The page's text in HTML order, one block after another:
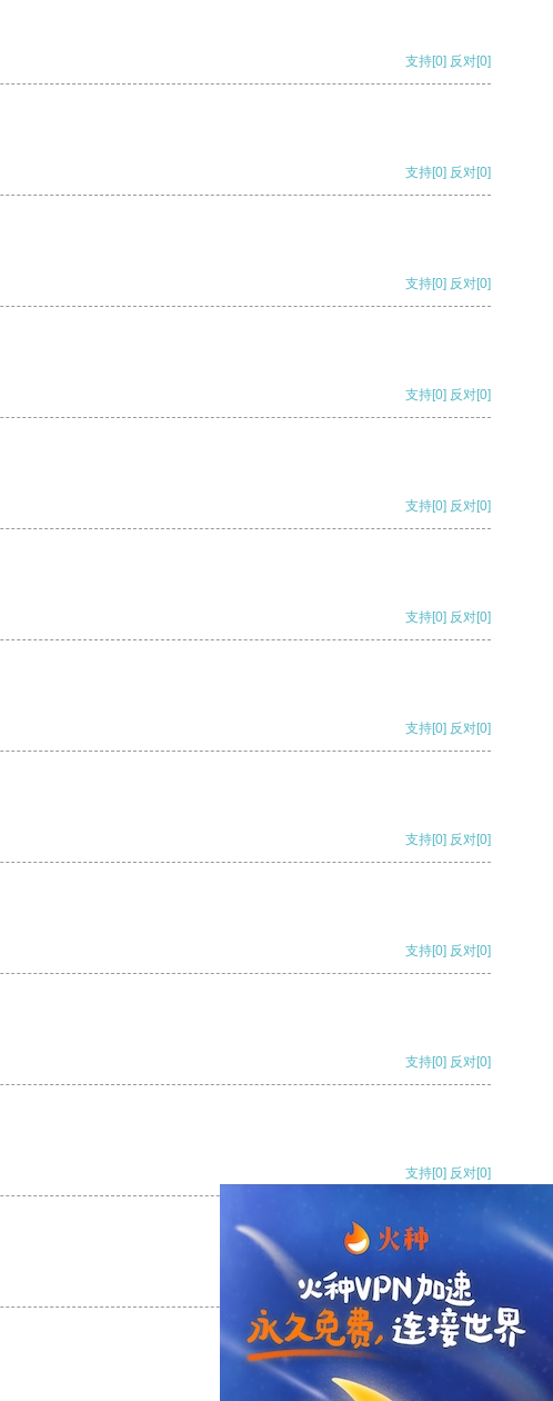
支持[0] 反对[0]
支持[0] 反对[0]
支持[0] 反对[0]
支持[0] 反对[0]
支持[0] 反对[0]
支持[0] 反对[0]
支持[0] 反对[0]
支持[0] 反对[0]
支持[0] 反对[0]
支持[0] 反对[0]
支持[0] 反对[0]
支持[0] 反对
支持